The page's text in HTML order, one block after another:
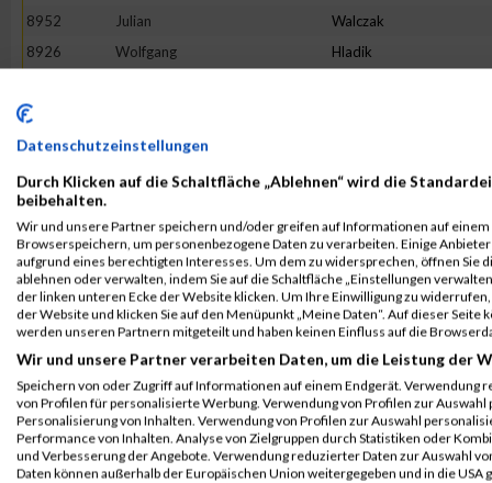
8952
Julian Walczak
8926
Wolfgang Hladik
8951
Rang:154.
Kontaktformular / Fragen
zur Zeitmessung
Olaf Janscheidt
Datenschutzeinstellungen
Durch Klicken auf die Schaltfläche „Ablehnen“ wird die
beibehalten.
Wir und unsere Partner speichern und/oder greifen auf Informationen auf einem
Browserspeichern, um personenbezogene Daten zu verarbeiten. Einige
aufgrund eines berechtigten Interesses. Um dem zu widersprechen, öffnen Sie
ablehnen oder verwalten, indem Sie auf die Schaltfläche „Einstellungen
der linken unteren Ecke der Website klicken. Um Ihre Einwilligung zu
der Website und klicken Sie auf den Menüpunkt „Meine Daten“. Auf dieser
werden unseren Partnern mitgeteilt und haben keinen Einfluss auf die
Wir und unsere Partner verarbeiten Daten, um die Leistung der
Speichern von oder Zugriff auf Informationen auf einem Endgerät. Verwendung
von Profilen für personalisierte Werbung. Verwendung von Profilen zur
Personalisierung von Inhalten. Verwendung von Profilen zur Auswahl
Performance von Inhalten. Analyse von Zielgruppen durch Statistiken oder
und Verbesserung der Angebote. Verwendung reduzierter Daten zur Auswahl
Daten können außerhalb der Europäischen Union weitergegeben und in die USA